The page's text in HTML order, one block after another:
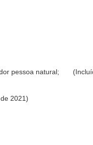
pessoa natural;
2021)